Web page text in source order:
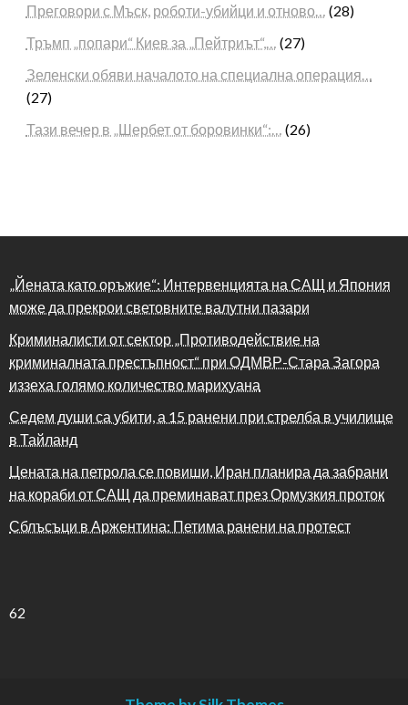
Преговори с Мъск, роботи-убийци и отново… (28)
Тръмп „попари“ Киев за „Пейтриът“,… (27)
Зеленски обяви началото на специална операция…
(27)
Тази вечер в „Шербет от боровинки“:… (26)
„Йената като оръжие“: Интервенцията на САЩ и Япония
може да прекрои световните валутни пазари
Криминалисти от сектор „Противодействие на
криминалната престъпност“ при ОДМВР-Стара Загора
иззеха голямо количество марихуана
Седем души са убити, а 15 ранени при стрелба в училище
в Тайланд
Цената на петрола се повиши, Иран планира да забрани
на кораби от САЩ да преминават през Ормузкия проток
Сблъсъци в Аржентина: Петима ранени на протест
62